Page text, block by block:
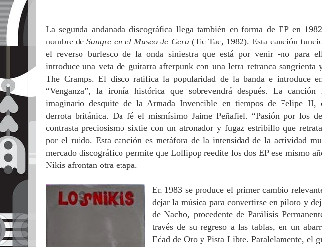
La segunda andanada discográfica llega también en forma de EP en
nombre deSangre en el Museo de Cera(Tic Tac, 1982). Esta canción
el reverso burlesco de la onda siniestra que está por venir -no para
introduce una veta de guitarra afterpunk con una letra retranca sangrienta
The Cramps. El disco ratifica la popularidad de la banda e introduce
“Venganza”, la ironía histórica que sobrevendrá después. La canción
imaginario desquite de la Armada Invencible en tiempos de Felipe II,
derrota británica. Da fé el mismísimo Jaime Peñafiel. “Pasión por los
contrasta preciosismo sixtie con un atronador y fugaz estribillo que
por el ruido. Esta canción es metáfora de la intensidad de la actividad
mercado discográfico permite que Lollipop reedite los dos EP ese mismo
Nikis afrontan otra etapa.
En 1983 se produce el primer cambio
dejar la música para convertirse en piloto y
de Nacho, procedente de Parálisis
través de su regreso a las tablas, en un
Edad de Oro y Pista Libre. Paralelamente, el